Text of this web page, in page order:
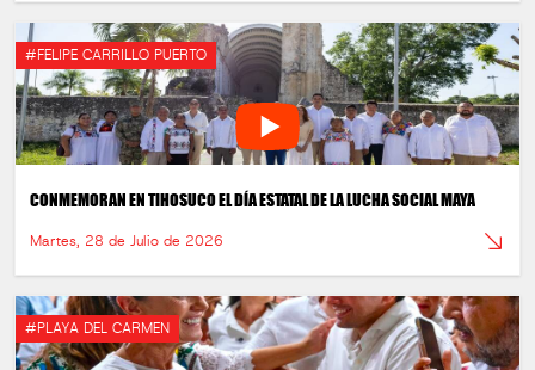
#FELIPE CARRILLO PUERTO
CONMEMORAN EN TIHOSUCO EL DÍA ESTATAL DE LA LUCHA SOCIAL MAYA
Martes, 28 de Julio de 2026
#PLAYA DEL CARMEN